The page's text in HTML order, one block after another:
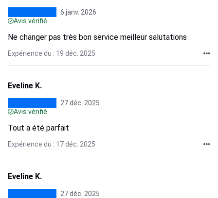
6 janv. 2026
Avis vérifié
Ne changer pas très bon service meilleur salutations
Expérience du : 19 déc. 2025
Eveline K.
27 déc. 2025
Avis vérifié
Tout a été parfait
Expérience du : 17 déc. 2025
Eveline K.
27 déc. 2025